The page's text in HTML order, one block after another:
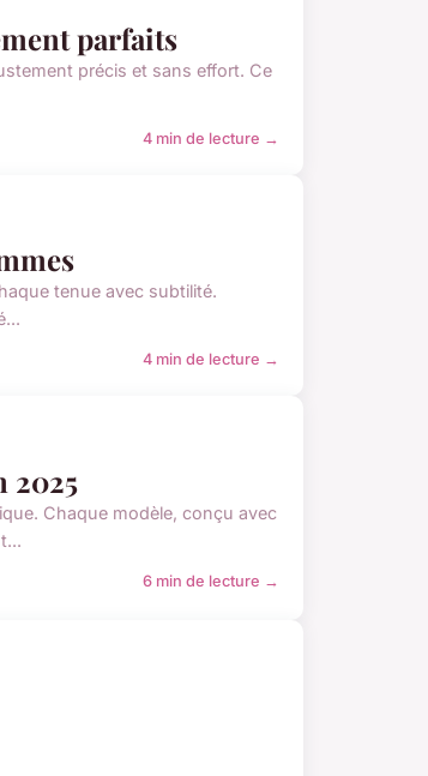
parfaits
précis et sans effort. Ce
4 min de lecture →
tenue avec subtilité.
4 min de lecture →
2025
Chaque modèle, conçu avec
6 min de lecture →